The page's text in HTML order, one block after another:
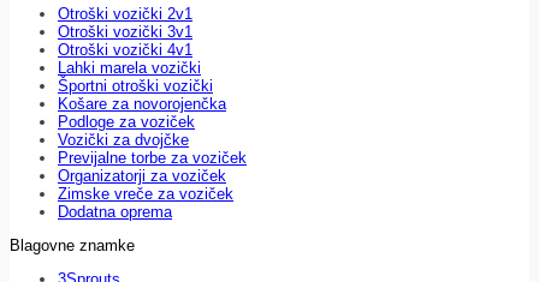
Otroški vozički 2v1
Otroški vozički 3v1
Otroški vozički 4v1
Lahki marela vozički
Športni otroški vozički
Košare za novorojenčka
Podloge za voziček
Vozički za dvojčke
Previjalne torbe za voziček
Organizatorji za voziček
Zimske vreče za voziček
Dodatna oprema
Blagovne znamke